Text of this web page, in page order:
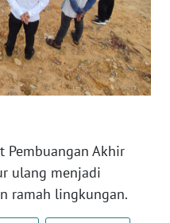
Pembuangan Akhir
ulang menjadi
ramah lingkungan.